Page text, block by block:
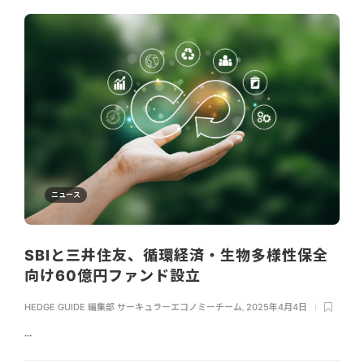
ニュース
SBIと三井住友、循環経済・生物多様性保全
向け60億円ファンド設立
HEDGE GUIDE 編集部 サーキュラーエコノミーチーム 2025年4月4日
...